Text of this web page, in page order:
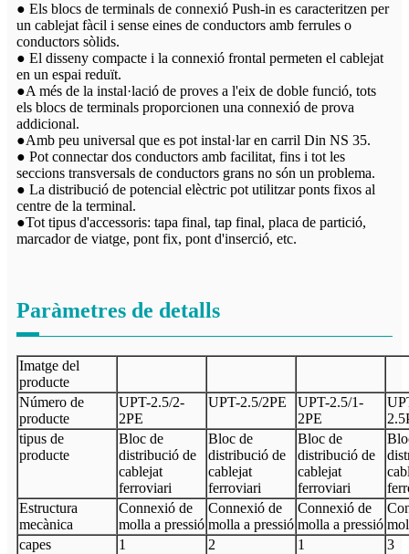
● Els blocs de terminals de connexió Push-in es caracteritzen per
un cablejat fàcil i sense eines de conductors amb ferrules o
conductors sòlids.
● El disseny compacte i la connexió frontal permeten el cablejat
en un espai reduït.
●A més de la instal·lació de proves a l'eix de doble funció, tots
els blocs de terminals proporcionen una connexió de prova
addicional.
●Amb peu universal que es pot instal·lar en carril Din NS 35.
● Pot connectar dos conductors amb facilitat, fins i tot les
seccions transversals de conductors grans no són un problema.
● La distribució de potencial elèctric pot utilitzar ponts fixos al
centre de la terminal.
●Tot tipus d'accessoris: tapa final, tap final, placa de partició,
marcador de viatge, pont fix, pont d'inserció, etc.
Paràmetres de detalls
Imatge del
producte
Número de
producte
UPT-2.5/2-
2PE
UPT-2.5/2PE UPT-2.5/1-
2PE
tipus de
producte
Bloc de
distribució de
cablejat
ferroviari
Bloc de
distribució de
cablejat
ferroviari
Bloc de
distribució de
cablejat
ferroviari
Estructura
mecànica
Connexió de
molla a pressió
Connexió de
molla a pressió
Connexió de
molla a pressió
capes
1 2 1
3